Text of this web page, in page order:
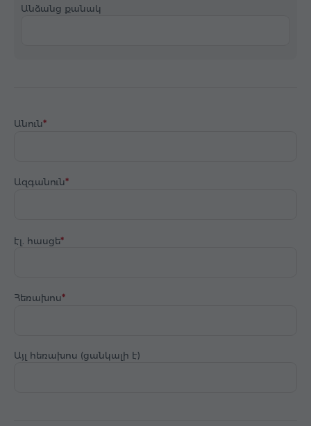
Անձանց քանակ
Անուն
Ազգանուն
էլ. հասցե
Հեռախոս
Այլ հեռախոս (ցանկալի է)